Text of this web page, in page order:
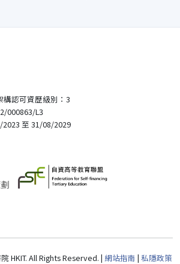
構認可資歷級別：3
000863/L3
至 31/08/2029
HKIT. All Rights Reserved. | 網站指南 | 私隱政策